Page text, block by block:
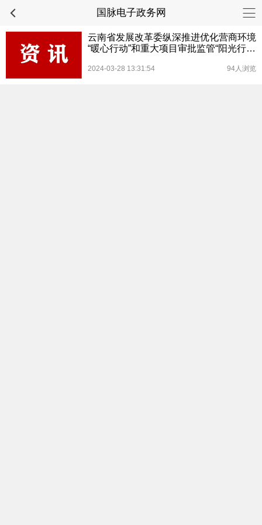
国脉电子政务网
云南省发展改革委纵深推进优化营商环境
“暖心行动”和重大项目审批监管“阳光行
2024-03-28 13:31:54 94人浏览